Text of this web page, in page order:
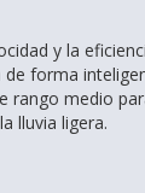
y la
forma
rango medio
lluvia ligera.